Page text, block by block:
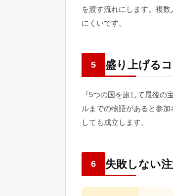
を渡す流れにします。複
にくいです。
5 盛り上げる
『5つの国を旅して最後
ルまでの物語があると参
しても成立します。
6 失敗しない